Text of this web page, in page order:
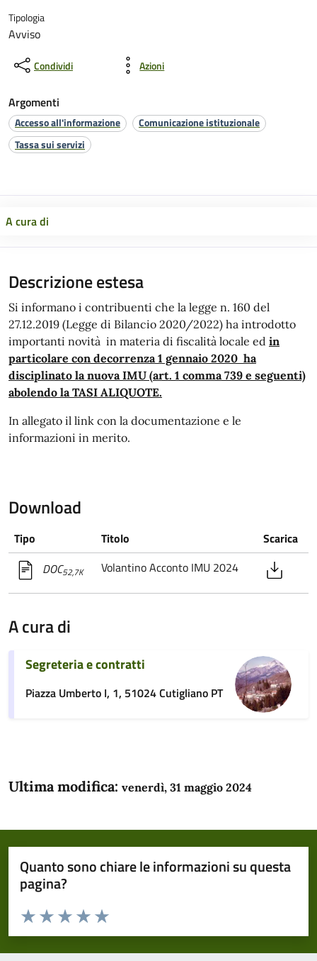
Tipologia
Avviso
Condividi Azioni
Argomenti
Accesso all'informazione
Comunicazione istituzionale
Tassa sui servizi
A cura di
Descrizione estesa
Si informano i contribuenti che la legge n. 160 del
27.12.2019 (Legge di Bilancio 2020/2022) ha introdotto
importanti novità in materia di fiscalità locale ed in
particolare con decorrenza 1 gennaio 2020 ha
disciplinato la nuova IMU (art. 1 comma 739 e seguenti)
abolendo la TASI ALIQUOTE.
In allegato il link con la documentazione e le
informazioni in merito.
Download
Tipo Titolo
Scarica
DOC52,7K Volantino Acconto IMU 2024
A cura di
Segreteria e contratti
Piazza Umberto I, 1, 51024 Cutigliano PT
Ultima modifica: venerdì, 31 maggio 2024
Quanto sono chiare le informazioni su questa
pagina?
Domanda
Valuta da 1 a 5 stelle la pagina
Valuta 5 stelle su 5
Valuta 4 stelle su 5
Valuta 3 stelle su 5
Valuta 2 stelle su 5
Valuta 1 stelle su 5